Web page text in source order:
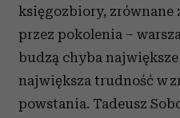
księgozbiory, zrównane
przez pokolenia –
budzą chyba
największa trudność w
powstania. Tadeusz